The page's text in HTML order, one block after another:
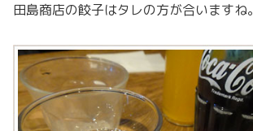
田島商店の餃子はタレの方が合いますね。